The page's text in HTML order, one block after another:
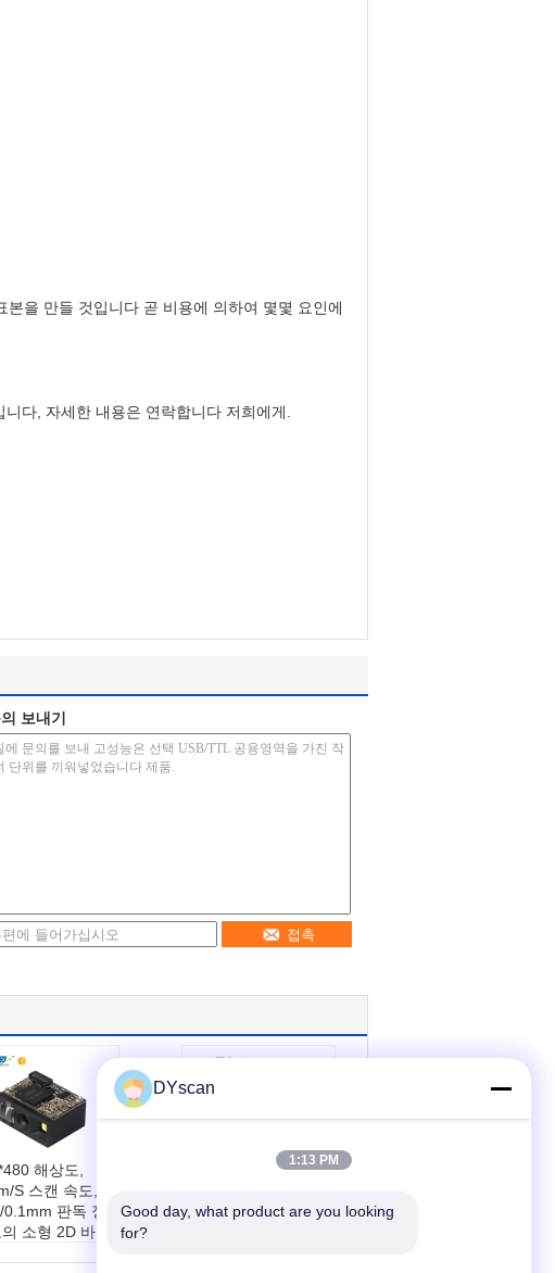
을 만들 것입니다 곧 비용에 의하여 몇몇 요인에
다, 자세한 내용은 연락합니다 저희에게.
보내기
접촉
해상도,
S 스캔 속도,
판독 정
소형 2D 바코
컴팩트 바코드 스캔
떨어 뜨림 높이와 신
DYscan
1:13 PM
Good day, what product are you looking
for?